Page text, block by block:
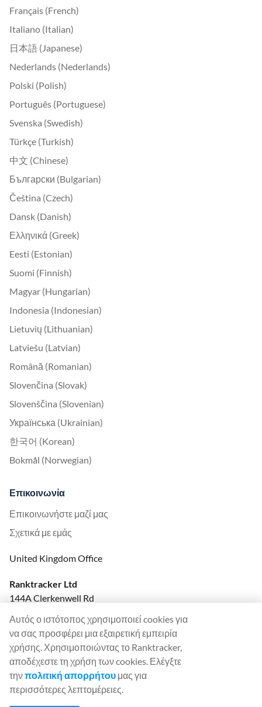
Français (French)
Italiano (Italian)
日本語 (Japanese)
Nederlands (Nederlands)
Polski (Polish)
Português (Portuguese)
Svenska (Swedish)
Türkçe (Turkish)
中文 (Chinese)
Български (Bulgarian)
Čeština (Czech)
Dansk (Danish)
Ελληνικά (Greek)
Eesti (Estonian)
Suomi (Finnish)
Magyar (Hungarian)
Indonesia (Indonesian)
Lietuvių (Lithuanian)
Latviešu (Latvian)
Română (Romanian)
Slovenčina (Slovak)
Slovenščina (Slovenian)
Українська (Ukrainian)
한국어 (Korean)
Bokmål (Norwegian)
Επικοινωνία
Επικοινωνήστε μαζί μας
Σχετικά με εμάς
United Kingdom Office
Ranktracker Ltd
144A Clerkenwell Rd
Company No: 08820809
felix@ranktracker.com
2015 -2026© Ranktracker. All Rights Reserved.
Αυτός ο ιστότοπος χρησιμοποιεί cookies για
να σας προσφέρει μια εξαιρετική εμπειρία
χρήσης. Χρησιμοποιώντας το Ranktracker,
αποδέχεστε τη χρήση των cookies. Ελέγξτε
τηνπολιτική απορρήτου μας για
περισσότερες λεπτομέρειες.